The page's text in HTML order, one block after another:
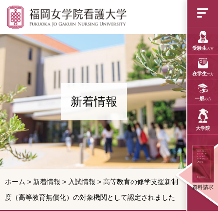
受験生の方
在学生の方
一般の方
大学院
資料請求
福岡女学院看護大学
新着情報
ホーム > 新着情報 > 入試情報 > 高等教育の修学支援新制
度（高等教育無償化）の対象機関として認定されました